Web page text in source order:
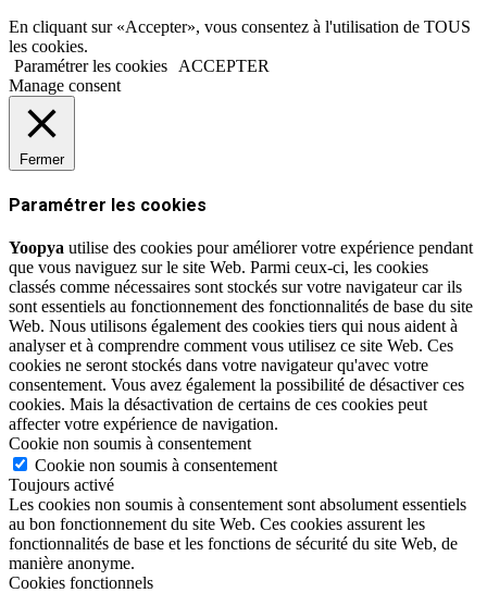
En cliquant sur «Accepter», vous consentez à l'utilisation de TOUS
les cookies.
Paramétrer les cookies
ACCEPTER
Manage consent
Fermer
Paramétrer les cookies
Yoopya utilise des cookies pour améliorer votre expérience pendant
que vous naviguez sur le site Web. Parmi ceux-ci, les cookies
classés comme nécessaires sont stockés sur votre navigateur car ils
sont essentiels au fonctionnement des fonctionnalités de base du site
Web. Nous utilisons également des cookies tiers qui nous aident à
analyser et à comprendre comment vous utilisez ce site Web. Ces
cookies ne seront stockés dans votre navigateur qu'avec votre
consentement. Vous avez également la possibilité de désactiver ces
cookies. Mais la désactivation de certains de ces cookies peut
affecter votre expérience de navigation.
Cookie non soumis à consentement
Cookie non soumis à consentement
Toujours activé
Les cookies non soumis à consentement sont absolument essentiels
au bon fonctionnement du site Web. Ces cookies assurent les
fonctionnalités de base et les fonctions de sécurité du site Web, de
manière anonyme.
Cookies fonctionnels